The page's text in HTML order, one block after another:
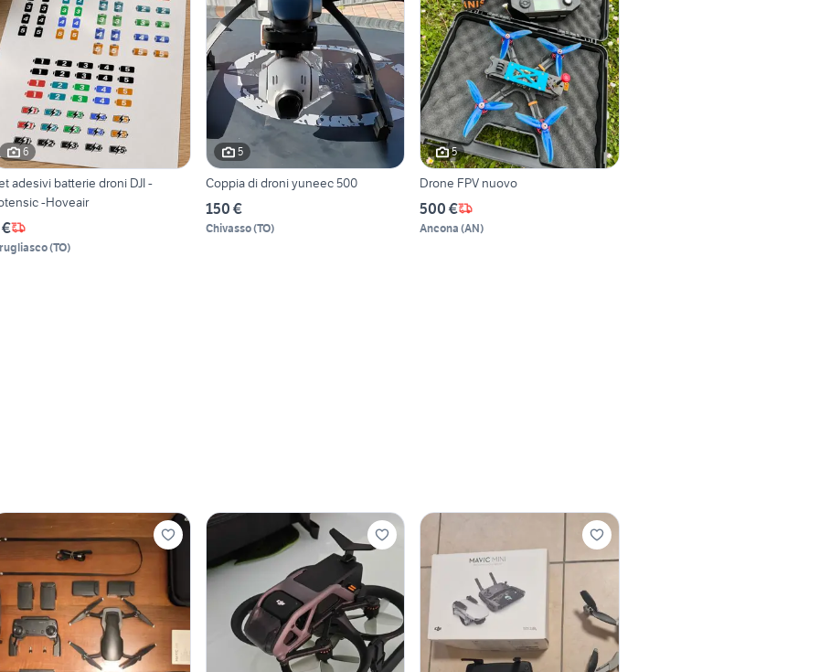
6
adesivi batterie droni DJI -
-Hoveair
(TO)
5
Coppia di droni yuneec 500
150 €
Chivasso(TO)
5
Drone FPV nuovo
500 €
Ancona (AN)